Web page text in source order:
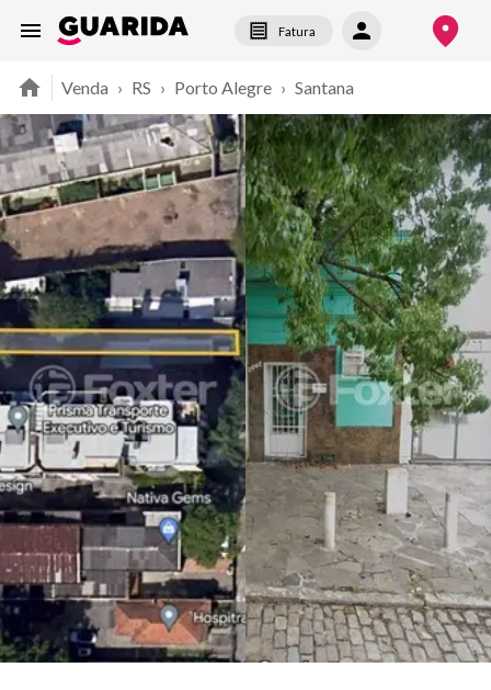
Fatura
Venda › RS › Porto Alegre › Santana